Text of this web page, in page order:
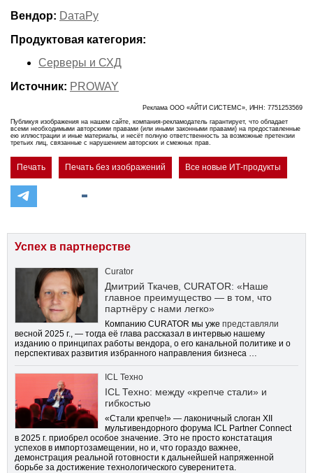
Вендор: DатаРу
Продуктовая категория:
Серверы и СХД
Источник: PROWAY
Реклама ООО «АЙТИ СИСТЕМС», ИНН: 7751253569
Публикуя изображения на нашем сайте, компания-рекламодатель гарантирует, что обладает
всеми необходимыми авторскими правами (или иными законными правами) на предоставленные
ею иллюстрации и иные материалы, и несёт полную ответственность за возможные претензии
третьих лиц, связанные с нарушением авторских и смежных прав.
Печать Печать без изображений Все новые ИТ-продукты
Успех в партнерстве
Curator
Дмитрий Ткачев, CURATOR: «Наше
главное преимущество — в том, что
партнёру с нами легко»
Компанию CURATOR мы уже представляли
весной 2025 г., — тогда её глава рассказал в интервью нашему
изданию о принципах работы вендора, о его канальной политике и о
перспективах развития избранного направления бизнеса …
ICL Техно
ICL Техно: между «крепче стали» и
гибкостью
«Стали крепче!» — лаконичный слоган XII
мультивендорного форума ICL Partner Connect
в 2025 г. приобрел особое значение. Это не просто констатация
успехов в импортозамещении, но и, что гораздо важнее,
демонстрация реальной готовности к дальнейшей напряженной
борьбе за достижение технологического суверенитета.